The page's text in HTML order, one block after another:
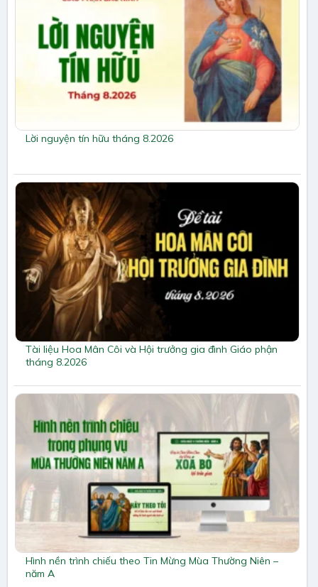
Lời nguyện tín hữu tháng 8.2026
Tài liệu Hoa Mân Côi và Hội trưởng gia đình Giáo phận
tháng 8.2026
Hình nền trình chiếu theo Tin Mừng Mùa Thường Niên –
năm A